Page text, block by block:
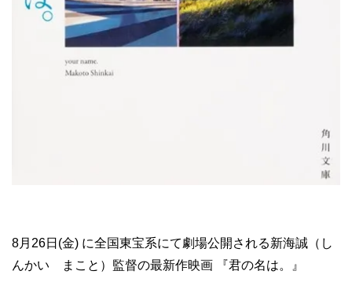
8月26日(金) に全国東宝系にて劇場公開される新海誠（し
んかい まこと）監督の最新作映画 『君の名は。』